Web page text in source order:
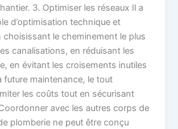
3. Optimiser les réseaux Il a
d’optimisation technique et
choisissant le cheminement le plus
canalisations, en réduisant les
en évitant les croisements inutiles
future maintenance, le tout
les coûts tout en sécurisant
avec les autres corps de
plomberie ne peut être conçu